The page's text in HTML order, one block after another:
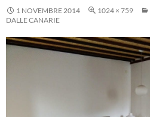
1 NOVEMBRE 2014 1024 × 759
DALLE CANARIE